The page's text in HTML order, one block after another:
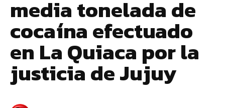
media tonelada de
cocaína efectuado
en La Quiaca por la
justicia de Jujuy